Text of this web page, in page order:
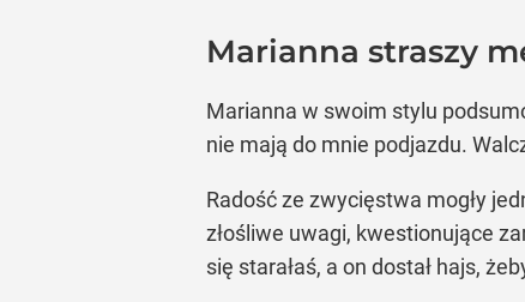
Marianna straszy
Marianna w swoim stylu
nie mają do mnie podjazdu.
Radość ze zwycięstwa mogły
złośliwe uwagi, kwestionujące
się starałaś, a on dostał hajs,